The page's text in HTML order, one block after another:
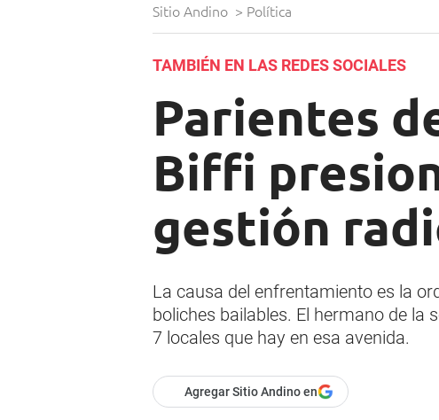
Sitio Andino > Política
TAMBIÉN EN LAS REDES SOCIALES
Parientes
Biffi
gestión
La causa del enfrentamiento es la
boliches bailables. El hermano de la
7 locales que hay en esa avenida.
Agregar Sitio Andino en